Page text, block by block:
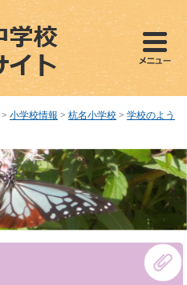
> 小学校情報 > 杭名小学校 > 学校のよう